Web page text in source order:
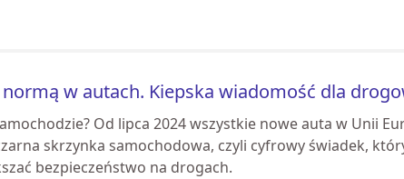
normą w autach. Kiepska wiadomość dla
Od lipca 2024 wszystkie nowe auta w Unii
skrzynka samochodowa, czyli cyfrowy świadek,
bezpieczeństwo na drogach.